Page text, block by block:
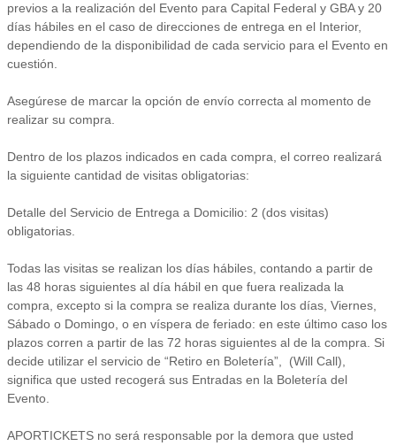
previos a la realización del Evento para Capital Federal y GBA y 20
días hábiles en el caso de direcciones de entrega en el Interior,
dependiendo de la disponibilidad de cada servicio para el Evento en
cuestión.
Asegúrese de marcar la opción de envío correcta al momento de
realizar su compra.
Dentro de los plazos indicados en cada compra, el correo realizará
la siguiente cantidad de visitas obligatorias:
Detalle del Servicio de Entrega a Domicilio: 2 (dos visitas)
obligatorias.
Todas las visitas se realizan los días hábiles, contando a partir de
las 48 horas siguientes al día hábil en que fuera realizada la
compra, excepto si la compra se realiza durante los días, Viernes,
Sábado o Domingo, o en víspera de feriado: en este último caso los
plazos corren a partir de las 72 horas siguientes al de la compra. Si
decide utilizar el servicio de “Retiro en Boletería”, (Will Call),
significa que usted recogerá sus Entradas en la Boletería del
Evento.
APORTICKETS no será responsable por la demora que usted